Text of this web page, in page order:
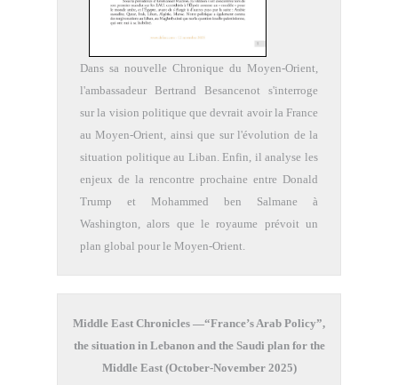
Dans sa nouvelle Chronique du Moyen-Orient,
l'ambassadeur Bertrand Besancenot s'interroge
sur la vision politique que devrait avoir la France
au Moyen-Orient, ainsi que sur l'évolution de la
situation politique au Liban. Enfin, il analyse les
enjeux de la rencontre prochaine entre Donald
Trump et Mohammed ben Salmane à
Washington, alors que le royaume prévoit un
plan global pour le Moyen-Orient.
Middle East Chronicles —“France’s Arab Policy”,
the situation in Lebanon and the Saudi plan for the
Middle East (October-November 2025)